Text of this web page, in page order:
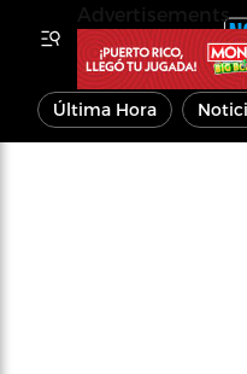
Última Hora
Advertisements